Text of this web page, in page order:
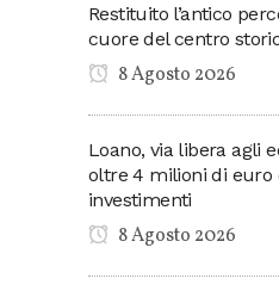
Restituito l’antico
cuore del centro
8 Agosto 2026
Loano, via libera agli
oltre 4 milioni di euro
investimenti
8 Agosto 2026